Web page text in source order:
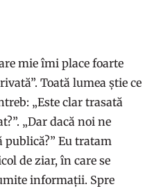
mie îmi place foarte
Toată lumea știe ce
„Este clar trasată
„Dar dacă noi ne
Eu tratam
de ziar, în care se
informații. Spre